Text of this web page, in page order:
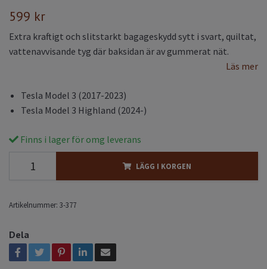
599 kr
Extra kraftigt och slitstarkt bagageskydd sytt i svart, quiltat,
vattenavvisande tyg där baksidan är av gummerat nät.
Läs mer
Tesla Model 3 (2017-2023)
Tesla Model 3 Highland (2024-)
Finns i lager för omg leverans
LÄGG I KORGEN
Artikelnummer: 3-377
Dela